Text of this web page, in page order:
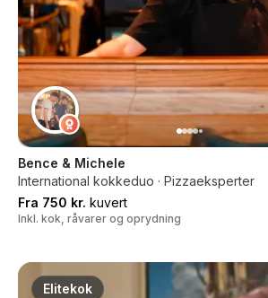
Bence & Michele
International kokkeduo · Pizzaeksperter
Fra 750 kr. kuvert
Inkl. kok, råvarer og oprydning
Elitekok